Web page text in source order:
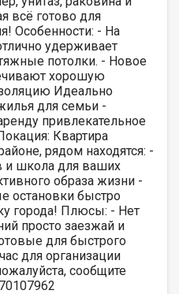
всё готово для
Особенности: - На
удерживает
потолки. - Новое
хорошую
Идеально
для семьи -
привлекательное
Квартира
рядом находятся: -
и школа для ваших
образа жизни -
остановки быстро
города! Плюсы: - Нет
просто заезжай и
для быстрого
для организации
сообщите